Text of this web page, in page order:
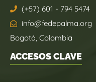
(+57) 601 - 794 5474
info@fedepalma.org
Bogotá, Colombia
ACCESOS CLAVE